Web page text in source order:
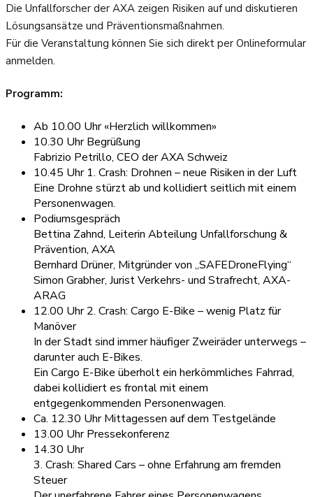
Die Unfallforscher der AXA zeigen Risiken auf und diskutieren
Lösungsansätze und Präventionsmaßnahmen.
Für die Veranstaltung können Sie sich direkt per Onlineformular
anmelden.
Programm:
Ab 10.00 Uhr «Herzlich willkommen»
10.30 Uhr Begrüßung
Fabrizio Petrillo, CEO der AXA Schweiz
10.45 Uhr 1. Crash: Drohnen – neue Risiken in der Luft
Eine Drohne stürzt ab und kollidiert seitlich mit einem
Personenwagen.
Podiumsgespräch
Bettina Zahnd, Leiterin Abteilung Unfallforschung &
Prävention, AXA
Bernhard Drüner, Mitgründer von „SAFEDroneFlying“
Simon Grabher, Jurist Verkehrs- und Strafrecht, AXA-
ARAG
12.00 Uhr 2. Crash: Cargo E-Bike – wenig Platz für
Manöver
In der Stadt sind immer häufiger Zweiräder unterwegs –
darunter auch E-Bikes.
Ein Cargo E-Bike überholt ein herkömmliches Fahrrad,
dabei kollidiert es frontal mit einem
entgegenkommenden Personenwagen.
Ca. 12.30 Uhr Mittagessen auf dem Testgelände
13.00 Uhr Pressekonferenz
14.30 Uhr
3. Crash: Shared Cars – ohne Erfahrung am fremden
Steuer